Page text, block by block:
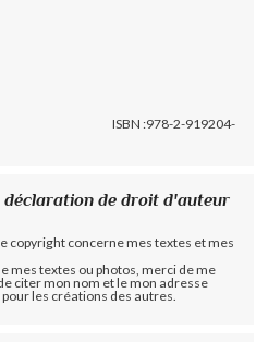
ISBN :978-2-919204-
déclaration de droit d'auteur
copyright concerne mes textes et mes
mes textes ou photos, merci de me
citer mon nom et le mon adresse
les créations des autres.